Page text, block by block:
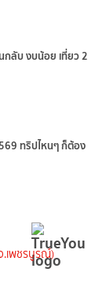
นกลับ งบน้อย เที่ยว 2
ทริปไหนๆ ก็ต้อง
.เพชรบูรณ์)